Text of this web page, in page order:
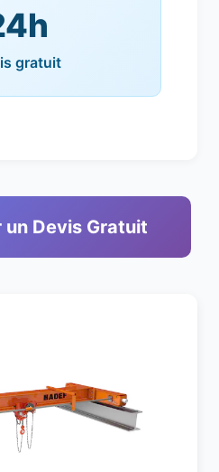
gratuit
un Devis Gratuit